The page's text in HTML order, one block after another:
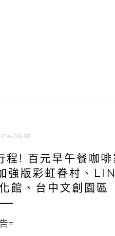
06-26
程! 百元早午餐咖啡
強版彩虹眷村、
館、台中文創園區
=